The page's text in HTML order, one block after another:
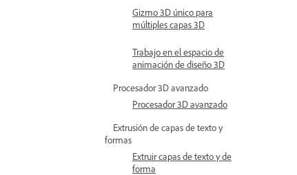
Gizmo 3D único para
múltiples capas 3D
Trabajo en el espacio de
animación de diseño 3D
Procesador 3D avanzado
Procesador 3D avanzado
Extrusión de capas de texto y
formas
Extruir capas de texto y de
forma